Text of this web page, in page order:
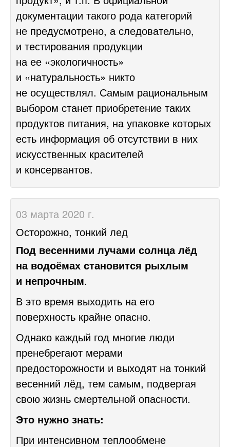
документации такого рода категорий
не предусмотрено, а следовательно,
и тестирования продукции
на ее «экологичность»
и «натуральность» никто
не осуществлял. Самым рациональным
выбором станет приобретение таких
продуктов питания, на упаковке которых
есть информация об отсутствии в них
искусственных красителей
и консервантов.
03 марта 2020 г.
Осторожно, тонкий лед
Под весенними лучами солнца лёд
на водоёмах становится рыхлым
и непрочным.
В это время выходить на его
поверхность крайне опасно.
Однако каждый год многие люди
пренебрегают мерами
предосторожности и выходят на тонкий
весенний лёд, тем самым, подвергая
свою жизнь смертельной опасности.
Это нужно знать:
При интенсивном теплообмене